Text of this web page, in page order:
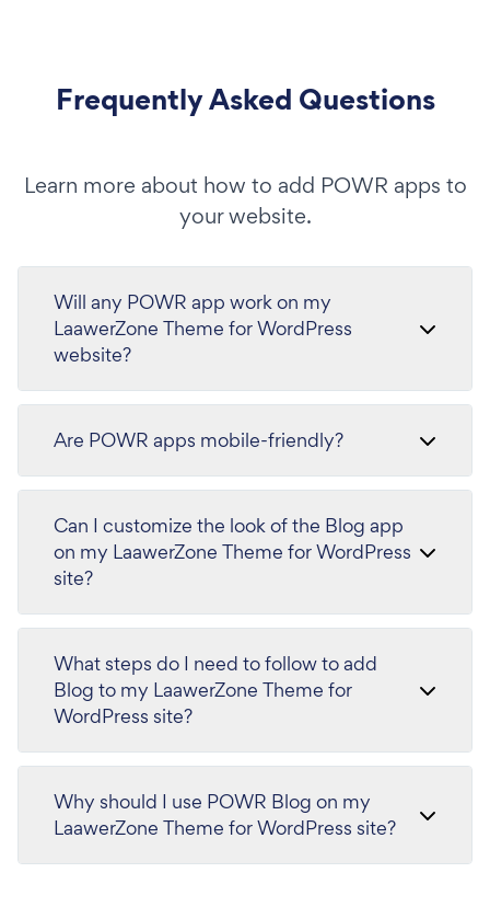
Frequently Asked Questions
Learn more about how to add POWR apps to
your website.
Will any POWR app work on my
LaawerZone Theme for WordPress
website?
Are POWR apps mobile-friendly?
Can I customize the look of the Blog app
on my LaawerZone Theme for WordPress
site?
What steps do I need to follow to add
Blog to my LaawerZone Theme for
WordPress site?
Why should I use POWR Blog on my
LaawerZone Theme for WordPress site?